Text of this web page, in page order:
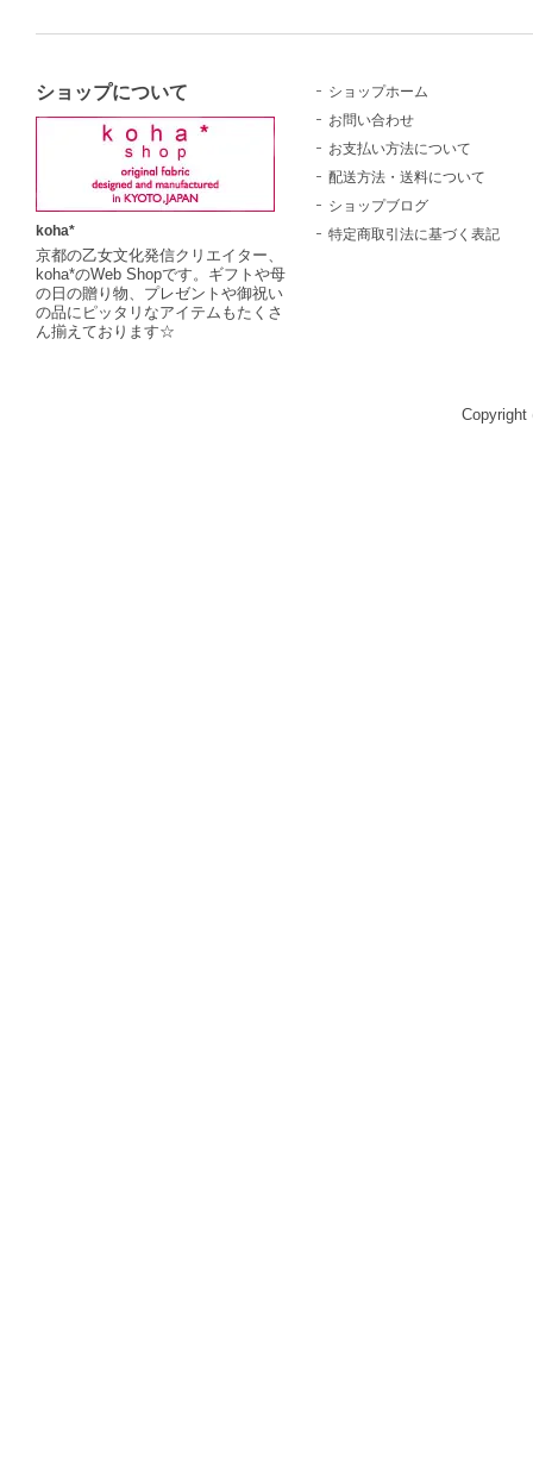
ショップについて
koha*
京都の乙女文化発信クリエイター、
koha*のWeb Shopです。ギフトや母
の日の贈り物、プレゼントや御祝い
の品にピッタリなアイテムもたくさ
ん揃えております☆
ショップホーム
お問い合わせ
お支払い方法について
配送方法・送料について
ショップブログ
特定商取引法に基づく表記
Copyright